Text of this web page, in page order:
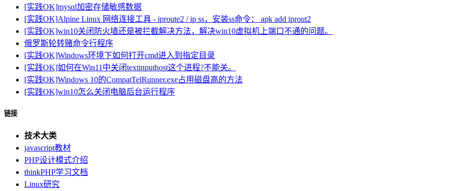
[实践OK]mysql加密存储敏感数据
[实践OK]Alpine Linux 网络连接工具 - iproute2 / ip ss，安装ss命令： apk add iprout2
[实践OK]win10关闭防火墙还是被拦截解决方法，解决win10虚拟机上端口不通的问题。
俄罗斯轮转赌命令行程序
[实践OK]Windows环境下如何打开cmd进入到指定目录
[实践OK]如何在Win11中关闭textinputhost这个进程?不能关。
[实践OK]Windows 10的CompatTelRunner.exe占用磁盘高的方法
[实践OK]win10怎么关闭电脑后台运行程序
链接
技术大类
javascript教材
PHP设计模式介绍
thinkPHP学习文档
Linux研究